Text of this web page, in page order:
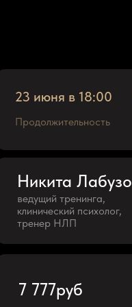
7 777руб
23 июня в 18:00
Продолжительность
Никита Лабузо
ведущий тренинга,
клинический психолог,
тренер НЛП